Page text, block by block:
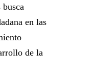
busca
en las
de la